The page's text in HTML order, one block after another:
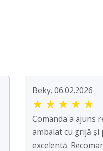
Beky, 06.02.2026
★ ★ ★ ★ ★
Comanda a ajuns
ambalat cu grijă și
excelentă.